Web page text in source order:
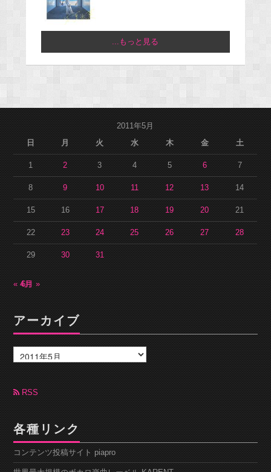
...もっと見る
2011年5月
日
月 火 水 木 金 土
1 2 3 4 5 6 7
8 9 10 11 12 13 14
15 16 17 18 19 20 21
22 23 24 25 26 27 28
29 30 31
« 4月6月 »
アーカイブ
ー
カ
ブ RSS
各種リンク
コンテンツ投稿サイト piapro